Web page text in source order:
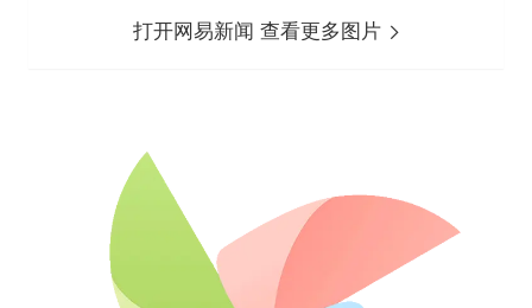
打开网易新闻 查看更多图片